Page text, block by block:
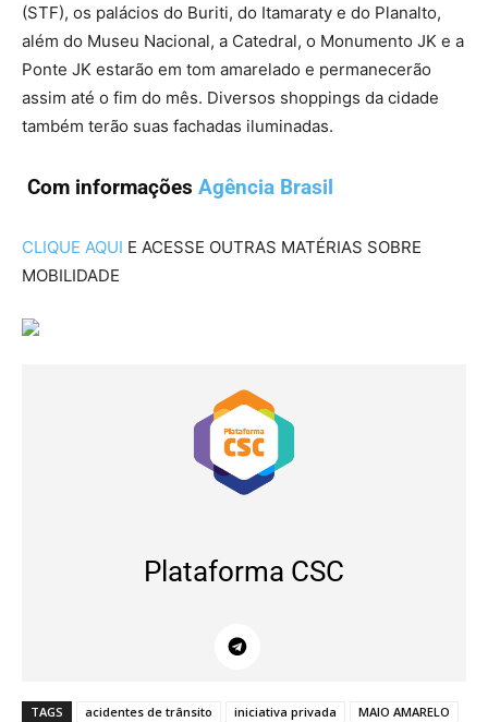
(STF), os palácios do Buriti, do Itamaraty e do Planalto,
além do Museu Nacional, a Catedral, o Monumento JK e a
Ponte JK estarão em tom amarelado e permanecerão
assim até o fim do mês. Diversos shoppings da cidade
também terão suas fachadas iluminadas.
Com informações Agência Brasil
CLIQUE AQUI E ACESSE OUTRAS MATÉRIAS SOBRE
MOBILIDADE
Plataforma CSC
TAGS acidentes de trânsito iniciativa privada
MAIO AMARELO